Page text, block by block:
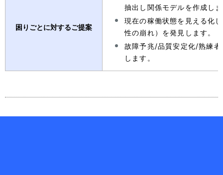
困りごとに対するご提案
抽出し関係モデルを作成し
現在の稼働状態を見える化
性の崩れ）を発見します。
故障予兆/品質安定化/熟練
します。